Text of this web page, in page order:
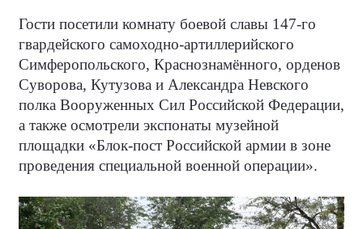
Гости посетили комнату боевой славы 147-го
гвардейского самоходно-артиллерийского
Симферопольского, Краснознамённого, орденов
Суворова, Кутузова и Александра Невского
полка Вооруженных Сил Российской Федерации,
а также осмотрели экспонаты музейной
площадки «Блок-пост Российской армии в зоне
проведения специальной военной операции».